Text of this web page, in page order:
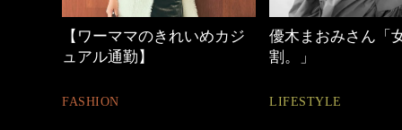
優木まおみさん「女の時間
割。」
LIFESTYLE
心地よくいられる
とは
FASHION